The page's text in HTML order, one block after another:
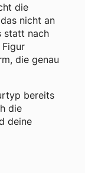
die
nicht an
statt nach
die genau
bereits
die
deine